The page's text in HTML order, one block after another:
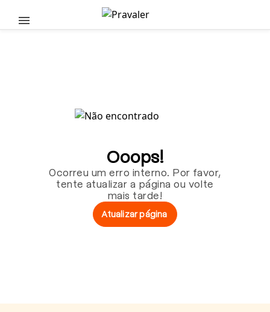
Pular para o conteúdo principal
Ooops!
Ocorreu um erro interno. Por favor,
tente atualizar a página ou volte
mais tarde!
Atualizar página